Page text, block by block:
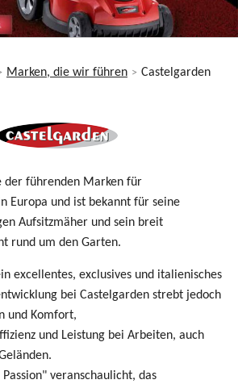
Marken, die wir führen > Castelgarden
der führenden Marken für
Europa und ist bekannt für seine
Aufsitzmäher und sein breit
rund um den Garten.
excellentes, exclusives und italienisches
bei Castelgarden strebt jedoch
und Komfort,
und Leistung bei Arbeiten, auch
veranschaulicht, das